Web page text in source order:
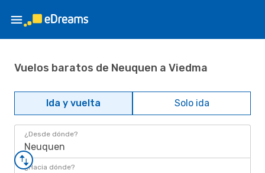
Vuelos baratos de Neuquen a Viedma
Ida y vuelta Solo ida
¿Desde dónde?
Neuquen
¿Hacia dónde?